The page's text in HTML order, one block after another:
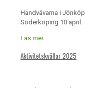
Handvävarna i
Söderköping 10 april.
Läs mer
Aktivitetskvällar 2025